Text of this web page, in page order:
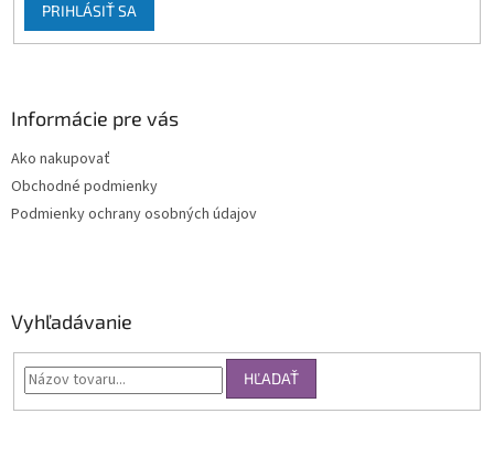
PRIHLÁSIŤ SA
Informácie pre vás
Ako nakupovať
Obchodné podmienky
Podmienky ochrany osobných údajov
Vyhľadávanie
HĽADAŤ